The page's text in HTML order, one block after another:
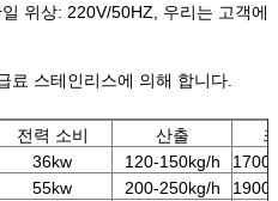
위상: 220V/50HZ, 우리는 고객에
료 스테인리스에 의해 합니다.
전력 소비 산출
36kw 120-150kg/h
55kw 200-250kg/h